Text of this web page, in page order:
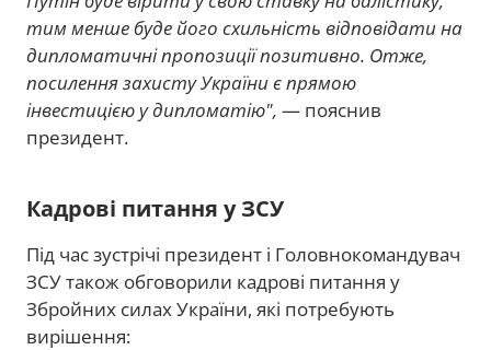
тим менше буде його схильність відповідати на
дипломатичні пропозиції позитивно. Отже,
посилення захисту України є прямою
інвестицією у дипломатію", — пояснив
президент.
Кадрові питання у ЗСУ
Під час зустрічі президент і Головнокомандувач
ЗСУ також обговорили кадрові питання у
Збройних силах України, які потребують
вирішення: